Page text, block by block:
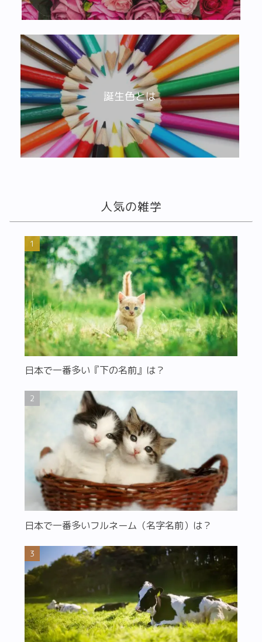
誕生色とは
人気の雑学
日本で一番多い『下の名前』は？
日本で一番多いフルネーム（名字名前）は？